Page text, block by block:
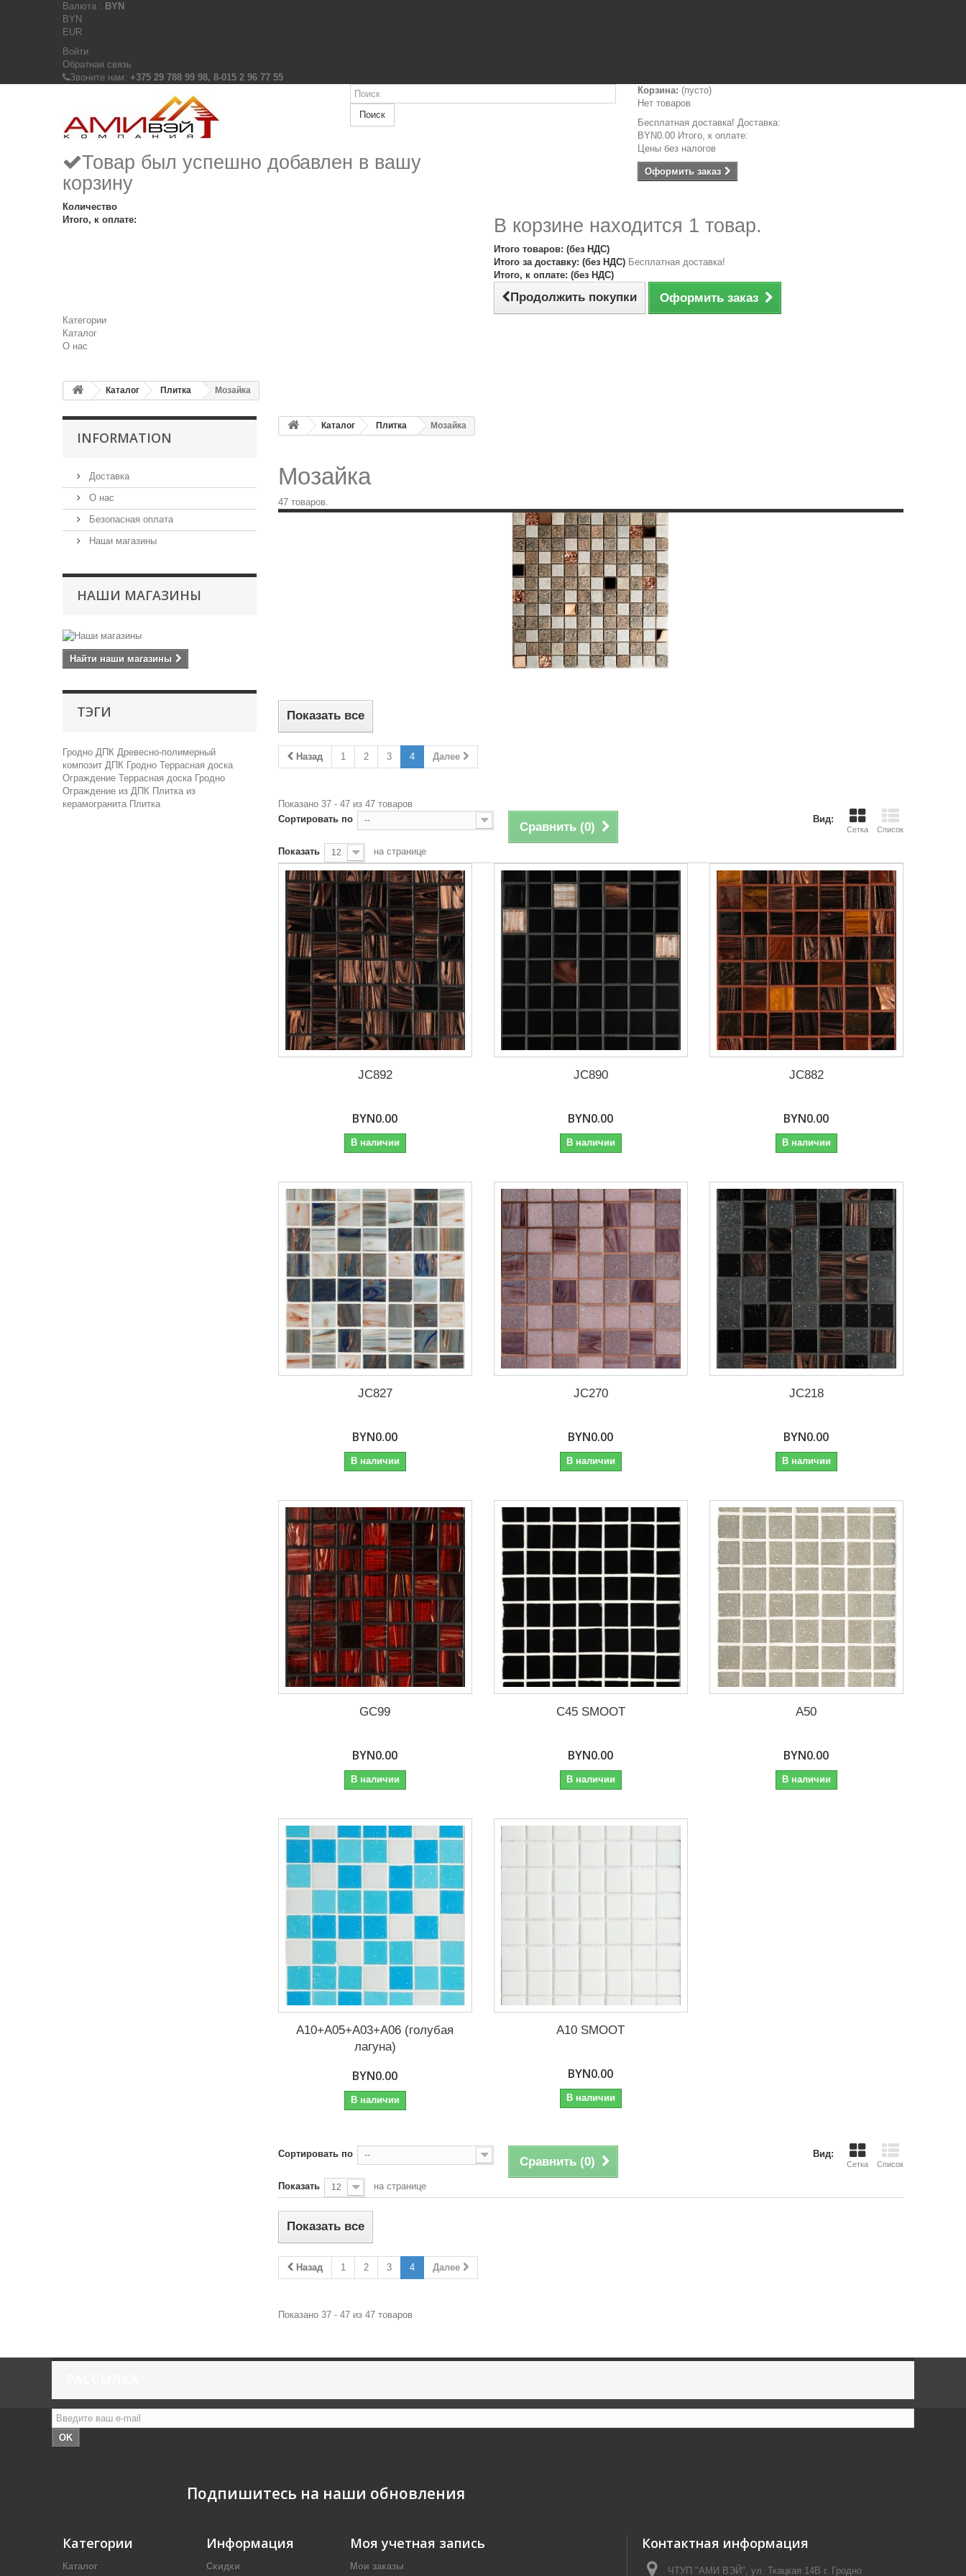
Валюта : BYN
BYN
EUR
Войти
Обратная связь
Звоните нам: +375 29 788 99 98, 8-015 2 96 77 55
Поиск
Корзина: (пусто)
Нет товаров
Бесплатная доставка!Доставка:
BYN0.00 Итого, к оплате:
Цены без налогов
Оформить заказ
Товар был успешно добавлен в вашу
корзину
Количество
Итого, к оплате:
В корзине находится 1 товар.
Итого товаров: (без НДС)
Итого за доставку: (без НДС) Бесплатная доставка!
Итого, к оплате: (без НДС)
Продолжить покупки Оформить заказ
Категории
Каталог
О нас
Каталог Плитка Мозайка
INFORMATION
Доставка
О нас
Безопасная оплата
Наши магазины
НАШИ МАГАЗИНЫ
Найти наши магазины
ТЭГИ
Гродно ДПК Древесно-полимерный
композит ДПК Гродно Террасная доска
Ограждение Террасная доска Гродно
Ограждение из ДПК Плитка из
керамогранита Плитка
Каталог Плитка Мозайка
Мозайка
47 товаров.
Показать все
Назад 1 2 3 4 Далее
Показано 37 - 47 из 47 товаров
Вид:
Сетка Список
Сортировать по -- Сравнить (0)
Показать 12 на странице
JC892
BYN0.00
В наличии
JC890
BYN0.00
В наличии
JC882
BYN0.00
В наличии
JC827
BYN0.00
В наличии
JC270
BYN0.00
В наличии
JC218
BYN0.00
В наличии
GC99
BYN0.00
В наличии
C45 SMOOT
BYN0.00
В наличии
A50
BYN0.00
В наличии
A10+A05+A03+A06 (голубая
лагуна)
BYN0.00
В наличии
A10 SMOOT
BYN0.00
В наличии
Вид:
Сетка Список
Сортировать по -- Сравнить (0)
Показать 12 на странице
Показать все
Назад 1 2 3 4 Далее
Показано 37 - 47 из 47 товаров
OK
Подпишитесь на наши обновления
Категории
Каталог
Информация
Скидки
Моя учетная запись
Мои заказы
Контактная информация
ЧТУП "АМИ ВЭЙ", ул. Ткацкая 14В г. Гродно